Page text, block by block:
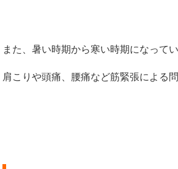
また、暑い時期から寒い時期になって
肩こりや頭痛、腰痛など筋緊張による